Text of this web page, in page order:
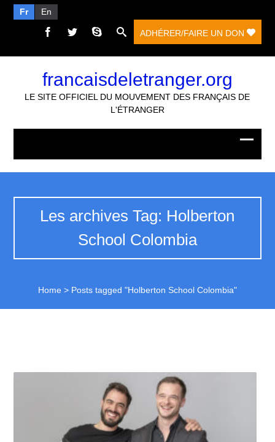
Fr En
ADHÉRER/FAIRE UN DON
francaisdeletranger.org
LE SITE OFFICIEL DU MOUVEMENT DES FRANÇAIS DE
L'ÉTRANGER
Les archives Tag: Holberton
School Colombia
Home > Posts tagged "Holberton School Colombia"